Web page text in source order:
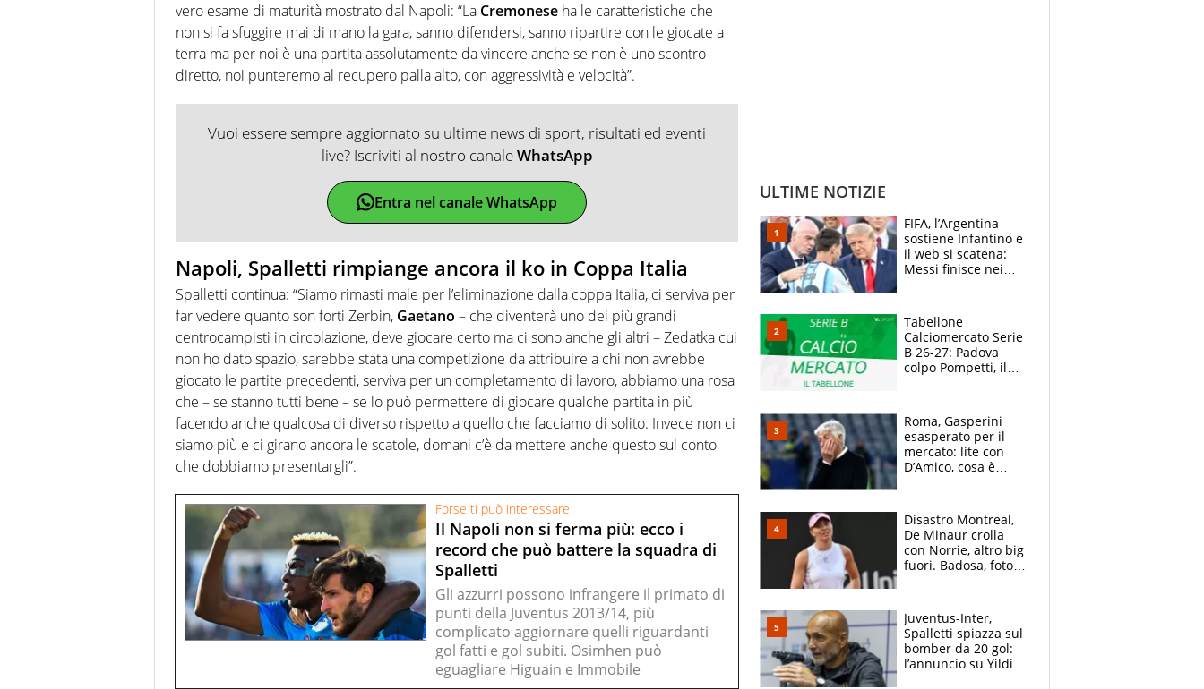
vero esame di maturità mostrato dal Napoli: “La Cremonese ha le caratteristiche che
non si fa sfuggire mai di mano la gara, sanno difendersi, sanno ripartire con le giocate a
terra ma per noi è una partita assolutamente da vincere anche se non è uno scontro
diretto, noi punteremo al recupero palla alto, con aggressività e velocità”.
Vuoi essere sempre aggiornato su ultime news di sport, risultati ed eventi
live? Iscriviti al nostro canaleWhatsApp
Entra nel canale WhatsApp
Napoli, Spalletti rimpiange ancora il ko in Coppa Italia
Spalletti continua: “Siamo rimasti male per l’eliminazione dalla coppa Italia, ci serviva per
far vedere quanto son forti Zerbin, Gaetano – che diventerà uno dei più grandi
centrocampisti in circolazione, deve giocare certo ma ci sono anche gli altri – Zedatka cui
non ho dato spazio, sarebbe stata una competizione da attribuire a chi non avrebbe
giocato le partite precedenti, serviva per un completamento di lavoro, abbiamo una rosa
che – se stanno tutti bene – se lo può permettere di giocare qualche partita in più
facendo anche qualcosa di diverso rispetto a quello che facciamo di solito. Invece non ci
siamo più e ci girano ancora le scatole, domani c’è da mettere anche questo sul conto
che dobbiamo presentargli”.
Forse ti può interessare
Il Napoli non si ferma più: ecco i
record che può battere la squadra di
Spalletti
Gli azzurri possono infrangere il primato di
punti della Juventus 2013/14, più
complicato aggiornare quelli riguardanti
gol fatti e gol subiti. Osimhen può
eguagliare Higuain e Immobile
ULTIME NOTIZIE
FIFA, l’Argentina
sostiene Infantino e
il web si scatena:
Messi finisce nei
polemiche
Tabellone
Calciomercato Serie
B 26-27: Padova
colpo Pompetti, il
Roma, Gasperini
esasperato per il
mercato: lite con
D’Amico, cosa è
Disastro Montreal,
De Minaur crolla
con Norrie, altro big
fuori. Badosa, foto
Juventus-Inter,
Spalletti spiazza sul
bomber da 20 gol:
l’annuncio su Yildiz